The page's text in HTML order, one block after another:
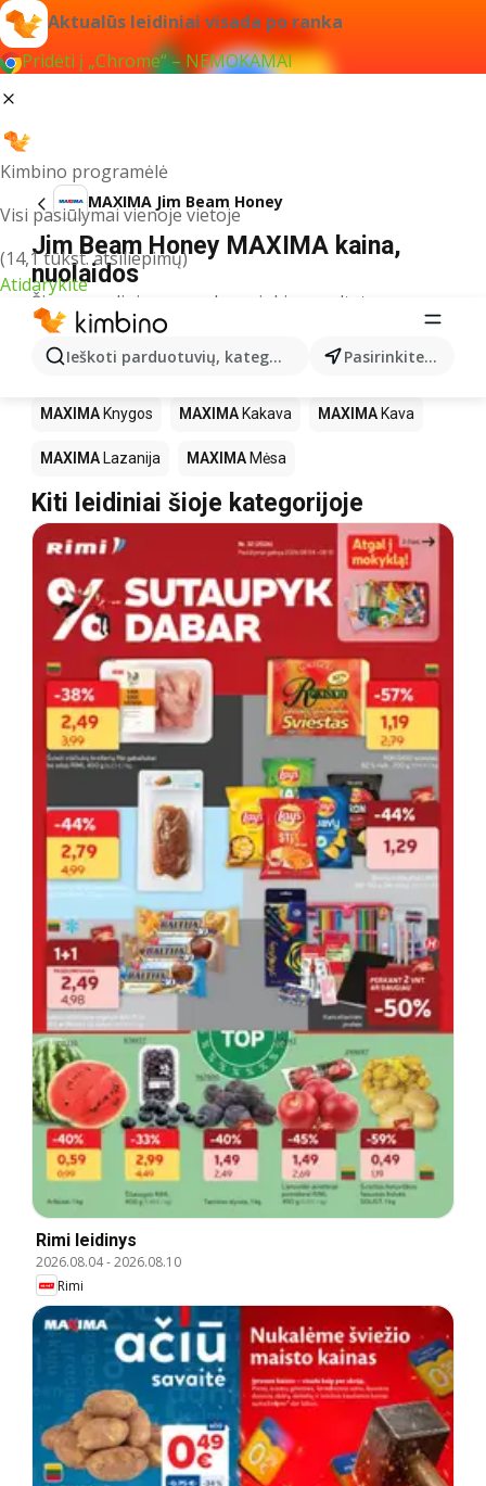
Aktualūs leidiniai visada po ranka
Pridėti į „Chrome“ – NEMOKAMAI
Kimbino programėlė
Visi pasiūlymai vienoje vietoje
(14,1 tūkst. atsiliepimų)
Atidarykite
Ieškoti parduotuvių, kategorijų, produktų... Pasirinkite miestą
MAXIMA Jim Beam Honey
Jim Beam Honey MAXIMA kaina,
nuolaidos
Šiuo pavadinimu neradome jokių rezultatų
Kiti produktai parduotuvėse MAXIMA
MAXIMA LEGO MAXIMA Gėrimai MAXIMA
MAXIMA Knygos MAXIMA Kakava MAXIMA Kava
MAXIMA Lazanija MAXIMA Mėsa
Kiti leidiniai šioje kategorijoje
Rimi leidinys
2026.08.04-2026.08.10
Rimi